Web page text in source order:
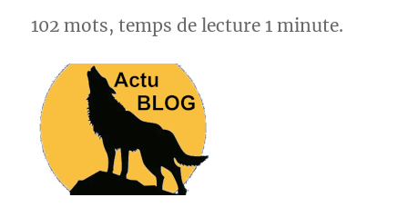
102 mots, temps de lecture 1 minute.